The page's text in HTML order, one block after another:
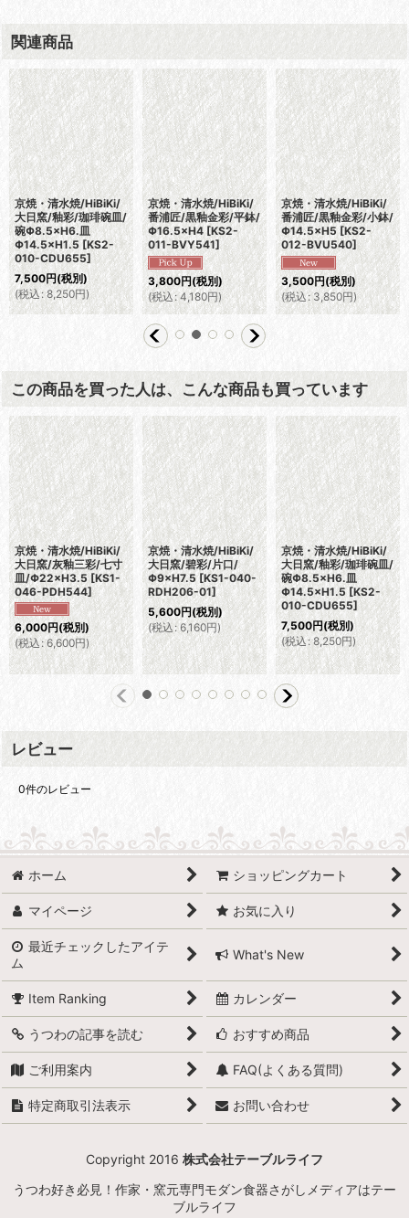
関連商品
京焼・清水焼/HiBiKi/
大日窯/釉彩/珈琲碗皿/
碗Φ8.5×H6.皿
Φ14.5×H1.5 [KS2-
010-CDU655]
7,500円(税別)
(税込: 8,250円)
京焼・清水焼/HiBiKi/
番浦匠/黒釉金彩/平鉢/
Φ16.5×H4 [KS2-
011-BVY541]
3,800円(税別)
(税込: 4,180円)
京焼・清水焼/HiBiKi/
番浦匠/黒釉金彩/小鉢/
Φ14.5×H5 [KS2-
012-BVU540]
3,500円(税別)
(税込: 3,850円)
この商品を買った人は、こんな商品も買っています
京焼・清水焼/HiBiKi/
大日窯/灰釉三彩/七寸
皿/Φ22×H3.5 [KS1-
046-PDH544]
6,000円(税別)
(税込: 6,600円)
京焼・清水焼/HiBiKi/
大日窯/碧彩/片口/
Φ9×H7.5 [KS1-040-
RDH206-01]
5,600円(税別)
(税込 : 6,160円)
京焼・清水焼/HiBiKi/
大日窯/釉彩/珈琲碗皿/
碗Φ8.5×H6.皿
Φ14.5×H1.5 [KS2-
010-CDU655]
7,500円(税別)
(税込: 8,250円)
レビュー
0件のレビュー
ホーム ショッピングカート
マイページ お気に入り
最近チェックしたアイテ
ム
What's New
Item Ranking カレンダー
うつわの記事を読む おすすめ商品
ご利用案内 FAQ(よくある質問)
特定商取引法表示 お問い合わせ
Copyright 2016 株式会社テーブルライフ
うつわ好き必見！作家・窯元専門モダン食器さがしメディアはテー
ブルライフ